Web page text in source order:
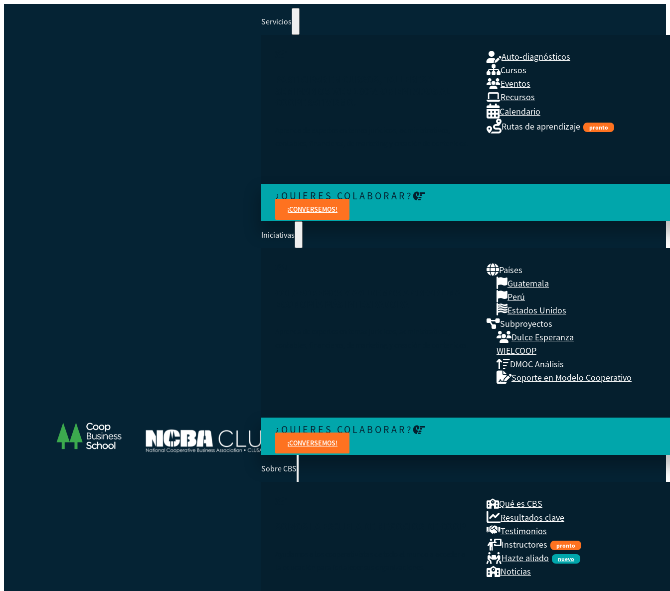
Servicios
Auto-diagnósticos
Cursos
Eventos
Recursos
Calendario
Rutas de aprendizaje
pronto
¿QUIERES COLABORAR?
¡CONVERSEMOS!
Iniciativas
Países
Guatemala
Perú
Estados Unidos
Subproyectos
Dulce Esperanza
WIELCOOP
DMOC Análisis
Soporte en Modelo Cooperativo
¿QUIERES COLABORAR?
¡CONVERSEMOS!
Sobre CBS
Qué es CBS
Resultados clave
Testimonios
Instructores
pronto
Hazte aliado nuevo
Noticias